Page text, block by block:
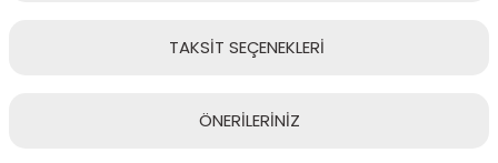
TAKSİT SEÇENEKLERİ
ÖNERİLERİNİZ